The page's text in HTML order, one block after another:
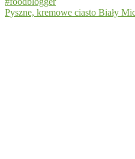
Pyszne, kremowe ciasto Biały